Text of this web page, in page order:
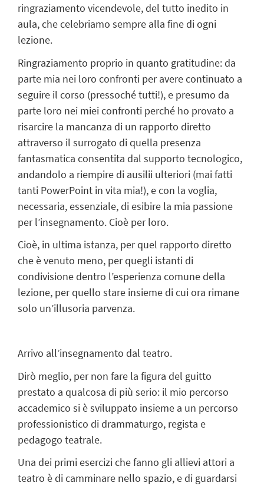
ringraziamento vicendevole, del tutto inedito in
aula, che celebriamo sempre alla fine di ogni
lezione.
Ringraziamento proprio in quanto gratitudine: da
parte mia nei loro confronti per avere continuato a
seguire il corso (pressoché tutti!), e presumo da
parte loro nei miei confronti perché ho provato a
risarcire la mancanza di un rapporto diretto
attraverso il surrogato di quella presenza
fantasmatica consentita dal supporto tecnologico,
andandolo a riempire di ausilii ulteriori (mai fatti
tanti PowerPoint in vita mia!), e con la voglia,
necessaria, essenziale, di esibire la mia passione
per l’insegnamento. Cioè per loro.
Cioè, in ultima istanza, per quel rapporto diretto
che è venuto meno, per quegli istanti di
condivisione dentro l’esperienza comune della
lezione, per quello stare insieme di cui ora rimane
solo un’illusoria parvenza.
Arrivo all’insegnamento dal teatro.
Dirò meglio, per non fare la figura del guitto
prestato a qualcosa di più serio: il mio percorso
accademico si è sviluppato insieme a un percorso
professionistico di drammaturgo, regista e
pedagogo teatrale.
Una dei primi esercizi che fanno gli allievi attori a
teatro è di camminare nello spazio, e di guardarsi